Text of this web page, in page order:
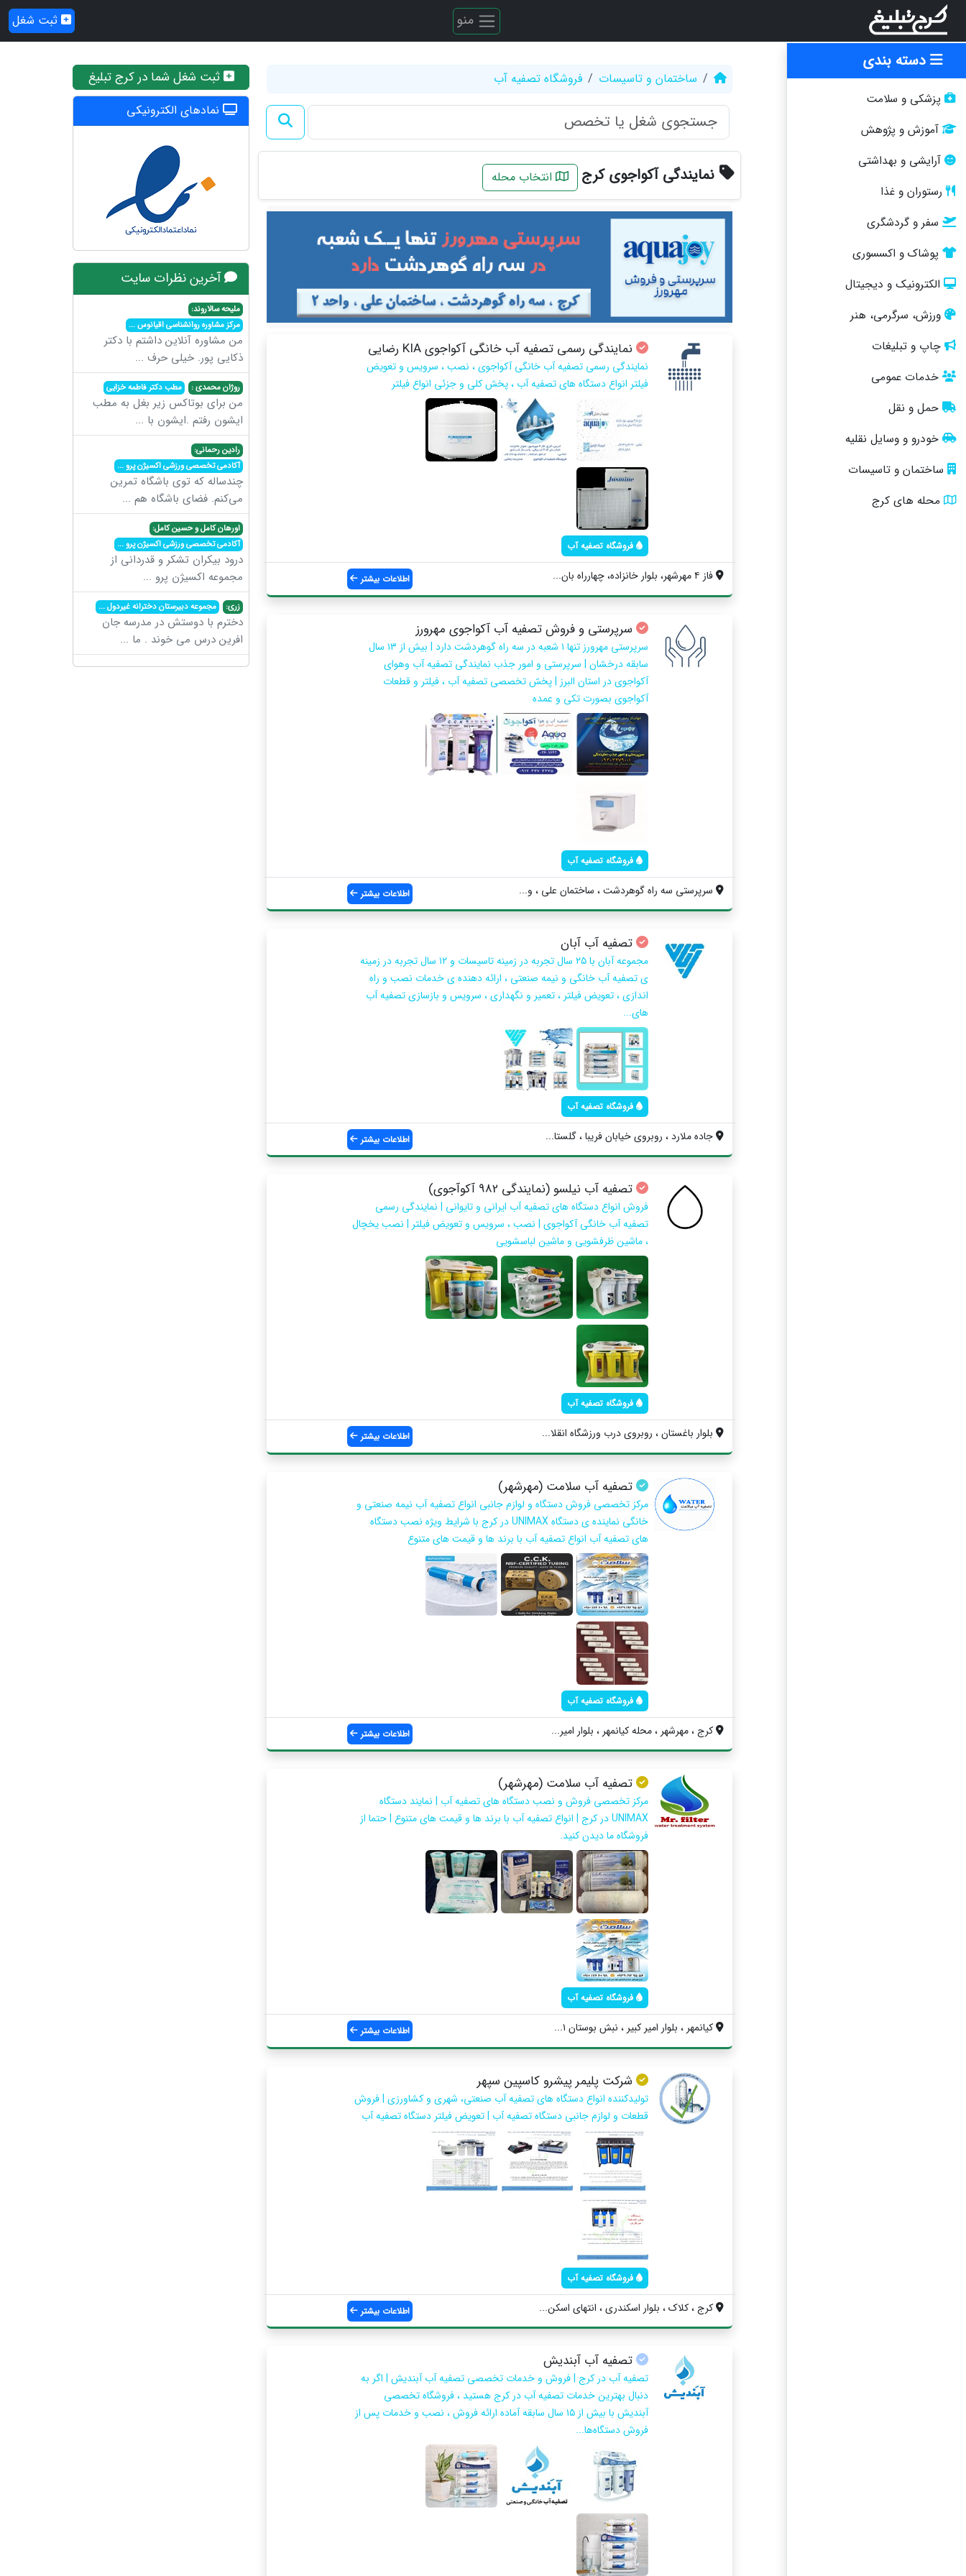
منو ثبت شغل
دسته بندی
پزشکی و سلامت
آموزش و پژوهش
آرایشی و بهداشتی
رستوران و غذا
سفر و گردشگری
پوشاک و اکسسوری
الکترونیک و دیجیتال
ورزش، سرگرمی، هنر
چاپ و تبلیغات
خدمات عمومی
حمل و نقل
خودرو و وسایل نقلیه
ساختمان و تاسیسات
محله های کرج
ساختمان و تاسیسات فروشگاه تصفیه آب
نمایندگی آکواجوی کرج انتخاب محله
نمایندگی رسمی تصفیه آب خانگی آکواجوی KIA رضایی
نمایندگی رسمی تصفیه آب خانگی آکواجوی ، نصب ، سرویس و تعویض
فیلتر انواع دستگاه های تصفیه آب ، پخش کلی و جزئی انواع فیلتر
فروشگاه تصفیه آب
فاز ۴ مهرشهر، بلوار خانزاده، چهارراه بان... اطلاعات بیشتر
سرپرستی و فروش تصفیه آب آکواجوی مهرورز
سرپرستی مهرورز تنها ۱ شعبه در سه راه گوهردشت دارد | بیش از ۱۳ سال
سابقه درخشان | سرپرستی و امور جذب نمایندگی تصفیه آب وهوای
آکواجوی در استان البرز | پخش تخصصی تصفیه آب ، فیلتر و قطعات
آکواجوی بصورت تکی و عمده
فروشگاه تصفیه آب
سرپرستی سه راه گوهردشت ، ساختمان علی ، و... اطلاعات بیشتر
تصفیه آب آبان
مجموعه آبان با ۲۵ سال تجربه در زمینه تاسیسات و ۱۲ سال تجربه در زمینه
ی تصفیه آب خانگی و نیمه صنعتی ، ارائه دهنده ی خدمات نصب و راه
اندازی ، تعویض فیلتر ، تعمیر و نگهداری ، سرویس و بازسازی تصفیه آب
های...
فروشگاه تصفیه آب
جاده ملارد ، روبروی خیابان فریبا ، گلستا... اطلاعات بیشتر
تصفیه آب نیلسو (نمایندگی 982 آکوآجوی)
فروش انواع دستگاه های تصفیه آب ایرانی و تایوانی | نمایندگی رسمی
تصفیه آب خانگی آکواجوی | نصب ، سرویس و تعویض فیلتر | نصب یخچال
، ماشین ظرفشویی و ماشین لباسشویی
فروشگاه تصفیه آب
بلوار باغستان ، روبروی درب ورزشگاه انقلا... اطلاعات بیشتر
تصفیه آب سلامت (مهرشهر)
مرکز تخصصی فروش دستگاه و لوازم جانبی انواع تصفیه آب نیمه صنعتی و
خانگی نماینده ی دستگاه UNIMAX در کرج با شرایط ویژه نصب دستگاه
های تصفیه آب انواع تصفیه آب با برند ها و قیمت های متنوع
فروشگاه تصفیه آب
کرج ، مهرشهر ، محله کیانمهر ، بلوار امیر... اطلاعات بیشتر
تصفیه آب سلامت (مهرشهر)
مرکز تخصصی فروش و نصب دستگاه های تصفیه آب | نمایند دستگاه
UNIMAX در کرج | انواع تصفیه آب با برند ها و قیمت های متنوع | حتما از
فروشگاه ما دیدن کنید.
فروشگاه تصفیه آب
کیانمهر ، بلوار امیر کبیر ، نبش بوستان ۱... اطلاعات بیشتر
شرکت پلیمر پیشرو کاسپین سپهر
تولیدکننده انواع دستگاه های تصفیه آب صنعتی، شهری و کشاورزی | فروش
قطعات و لوازم جانبی دستگاه تصفیه آب | تعویض فیلتر دستگاه تصفیه آب
فروشگاه تصفیه آب
کرج ، کلاک ، بلوار اسکندری ، انتهای اسکن... اطلاعات بیشتر
تصفیه آب آبندیش
تصفیه آب در کرج | فروش و خدمات تخصصی تصفیه آب آبندیش | اگر به
دنبال بهترین خدمات تصفیه آب در کرج هستید ، فروشگاه تخصصی
آبندیش با بیش از ۱۵ سال سابقه آماده ارائه فروش ، نصب و خدمات پس از
فروش دستگاه‌ها...
ثبت شغل شما در کرج تبلیغ
نمادهای الکترونیکی
آخرین نظرات سایت
ملیحه سالاروند:
مرکز مشاوره روانشناسی اقیانوس...
من مشاوره آنلاین داشتم با دکتر
ذکایی پور. خیلی حرف ...
روژان محمدی : مطب دکتر فاطمه خزایی
من برای بوتاکس زیر بغل به مطب
ایشون رفتم .ایشون با ...
رادین رحمانی:
آکادمی تخصصی ورزشی اکسیژن پرو...
چندساله که توی باشگاه تمرین
می‌کنم. فضای باشگاه هم ...
اورهان کامل و حسین کامل:
آکادمی تخصصی ورزشی اکسیژن پرو...
درود بیکران تشکر و قدردانی از
مجموعه اکسیژن پرو ...
زری: مجموعه دبیرستان دخترانه غیردول...
دخترم با دوستش در مدرسه جان
افرین درس می خوند . ما ...